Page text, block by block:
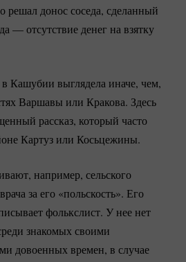
решал донос соседа, сделанный
— отсутствие денег на взятку
Кашубии выглядела иначе, чем,
Варшавы или Кракова. Здесь
рассказ, который часто
Картуз или Косьцежины.
например, сельского
за его «польскость». Его
фолькслист. У нее нет
знакомых своими
довоенных времен, в случае